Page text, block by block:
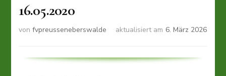
16.05.2020
vonfvpreusseneberswalde aktualisiert am 6. März 2026